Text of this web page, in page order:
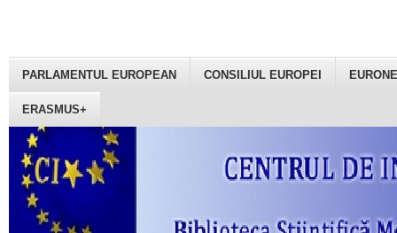
PARLAMENTUL EUROPEAN CONSILIUL EUROPEI
ERASMUS+